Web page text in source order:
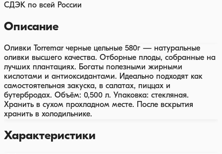
СДЭК по всей России
Описание
Оливки Torremar черные цельные 580г — натуральные
оливки высшего качества. Отборные плоды, собранные на
лучших плантациях. Богаты полезными жирными
кислотами и антиоксидантами. Идеально подходят как
самостоятельная закуска, в салатах, пиццах и
бутербродах. Объём: 0,500 л. Упаковка: стекляная.
Хранить в сухом прохладном месте. После вскрытия
хранить в холодильнике.
Характеристики